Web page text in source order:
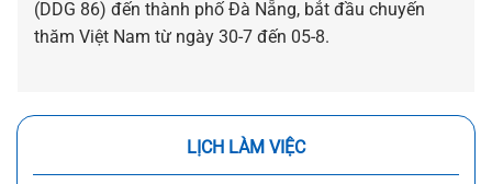
(DDG 86) đến thành phố Đà Nẵng, bắt đầu chuyến
thăm Việt Nam từ ngày 30-7 đến 05-8.
LỊCH LÀM VIỆC